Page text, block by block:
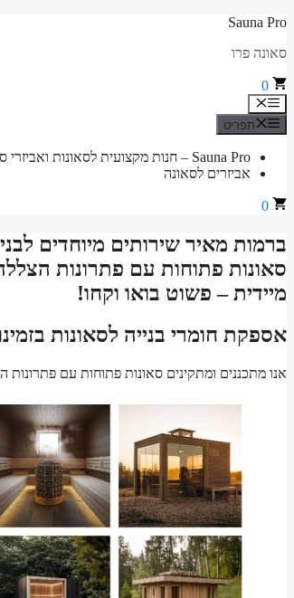
לדלג
Sauna Pro
סאונה פרו
0
תפריט
תפריט
Sauna Pro – חנות מקצועית לסאונות ואביזרי סאונה
אביזרים לסאונה
0
ברמות מאיר שירותים מיוחדים
סאונות פתוחות עם פתרונות
מיידית – פשוט בואו וקחו!
אספקת חומרי בנייה לסאונות
אנו מתכננים ומתקינים סאונות פתוחות עם